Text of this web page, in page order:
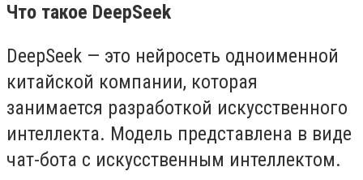
Что такое DeepSeek
DeepSeek — это нейросеть одноименной
китайской компании, которая
занимается разработкой искусственного
интеллекта. Модель представлена в виде
чат-бота с искусственным интеллектом.